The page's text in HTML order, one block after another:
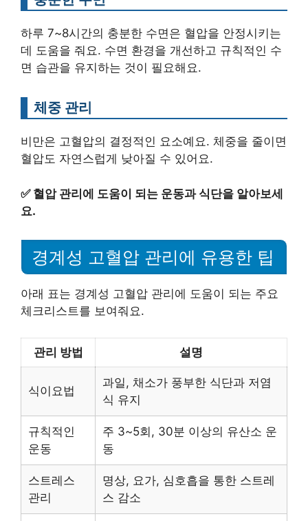
하루 7~8시간의 충분한 수면은 혈압을 안정시키는
데 도움을 줘요. 수면 환경을 개선하고 규칙적인 수
면 습관을 유지하는 것이 필요해요.
체중 관리
비만은 고혈압의 결정적인 요소예요. 체중을 줄이면
혈압도 자연스럽게 낮아질 수 있어요.
✅ 혈압 관리에 도움이 되는 운동과 식단을 알아보세
요.
경계성 고혈압 관리에 유용한 팁
아래 표는 경계성 고혈압 관리에 도움이 되는 주요
체크리스트를 보여줘요.
관리 방법 설명
식이요법
과일, 채소가 풍부한 식단과 저염
식 유지
규칙적인
운동
주 3~5회, 30분 이상의 유산소 운
동
스트레스
관리
명상, 요가, 심호흡을 통한 스트레
스 감소